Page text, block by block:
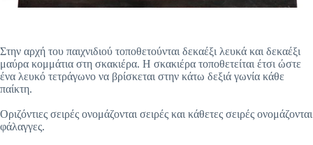
Στην αρχή του παιχνιδιού τοποθετούνται δεκαέξι λευκά και δεκαέξι
μαύρα κομμάτια στη σκακιέρα. Η σκακιέρα τοποθετείται έτσι ώστε
ένα λευκό τετράγωνο να βρίσκεται στην κάτω δεξιά γωνία κάθε
παίκτη.
Οριζόντιες σειρές ονομάζονται σειρές και κάθετες σειρές ονομάζονται
φάλαγγες.